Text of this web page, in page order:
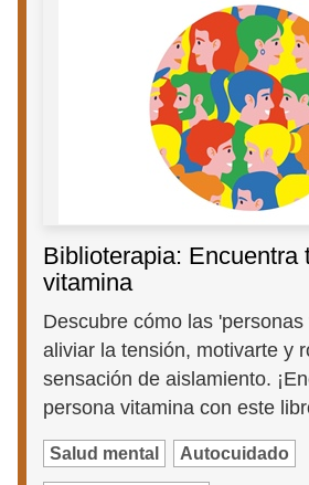
Biblioterapia: Encuentra
vitamina
Descubre cómo las
aliviar la tensión, motivarte y
sensación de aislamiento.
persona vitamina con este
Salud mental Autocuidado